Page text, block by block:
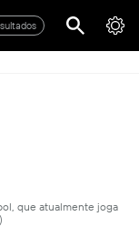
que atualmente joga